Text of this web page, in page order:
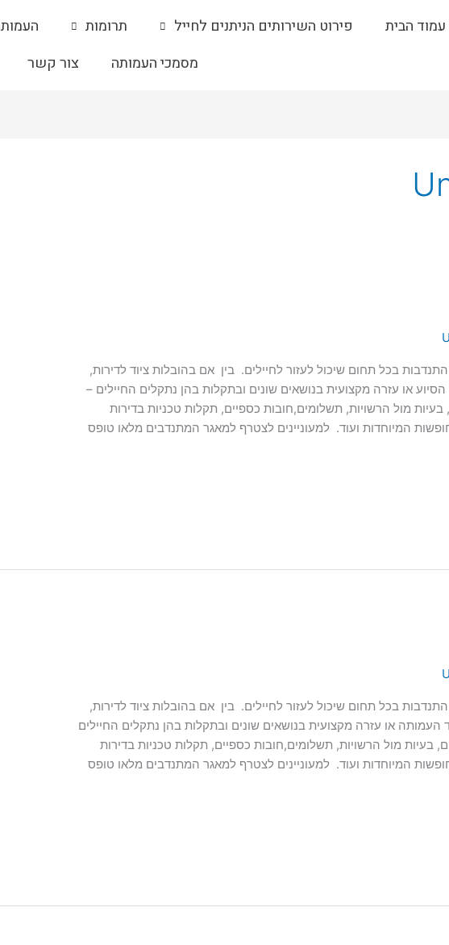
עמוד הבית פירוט השירותים הניתנים לחייל תרומות
מסמכי העמותה
צור קשר
בכל תחום שיכול לעזור לחיילים. בין אם בהובלות ציוד לדירות,
הסיוע או עזרה מקצועית בנושאים שונים ובתקלות בהן נתקלים החיילים –
בעיות מול הרשויות, תשלומים,חובות כספיים, תקלות טכניות בדירות
המיוחדות ועוד. למעוניינים לצטרף למאגר המתנדבים מלאו טופס
בכל תחום שיכול לעזור לחיילים. בין אם בהובלות ציוד לדירות,
העמותה או עזרה מקצועית בנושאים שונים ובתקלות בהן נתקלים החיילים
בעיות מול הרשויות, תשלומים,חובות כספיים, תקלות טכניות בדירות
המיוחדות ועוד. למעוניינים לצטרף למאגר המתנדבים מלאו טופס